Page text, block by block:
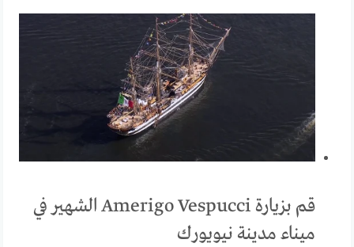
قم بزيارة Amerigo Vespucci الشهير في
ميناء مدينة نيويورك